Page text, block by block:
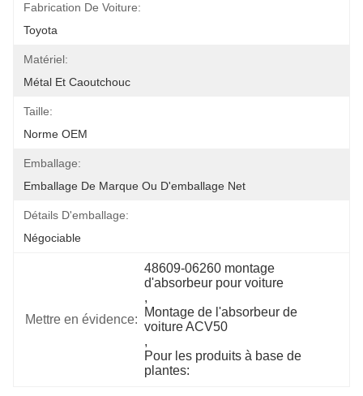
Fabrication De Voiture:
Toyota
Matériel:
Métal Et Caoutchouc
Taille:
Norme OEM
Emballage:
Emballage De Marque Ou D'emballage Net
Détails D'emballage:
Négociable
Mettre en évidence:
48609-06260 montage
d'absorbeur pour voiture
,
Montage de l'absorbeur de
voiture ACV50
,
Pour les produits à base de
plantes: